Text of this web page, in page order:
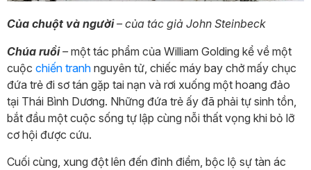
Của chuột và người– của tác giả John Steinbeck
Chúa ruồi–một tác phẩm của William Golding kể về một
cuộc chiến tranh nguyên tử, chiếc máy bay chở mấy chục
đứa trẻ đi sơ tán gặp tai nạn và rơi xuống một hoang đảo
tại Thái Bình Dương. Những đứa trẻ ấy đã phải tự sinh tồn,
bắt đầu một cuộc sống tự lập cùng nỗi thất vọng khi bỏ lỡ
cơ hội được cứu.
Cuối cùng, xung đột lên đến đỉnh điểm, bộc lộ sự tàn ác